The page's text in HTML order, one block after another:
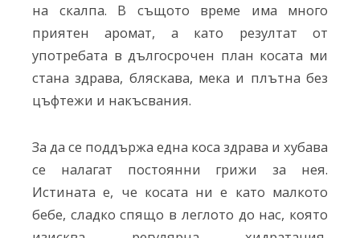
на скалпа. В същото време има много
приятен аромат, а като резултат от
употребата в дългосрочен план косата ми
стана здрава, бляскава, мека и плътна без
цъфтежи и накъсвания.
За да се поддържа една коса здрава и хубава
се налагат постоянни грижи за нея.
Истината е, че косата ни е като малкото
бебе, сладко спящо в леглото до нас, която